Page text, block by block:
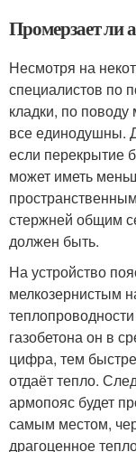
Промерзает ли
Несмотря на
специалистов по
кладки, по
все единодушны.
если перекрытие
может иметь
стержней общим
должен быть.
На устройство
мелкозернистым
газобетона он в
цифра, тем
отдаёт тепло.
армопояс будет
самым местом,
драгоценное